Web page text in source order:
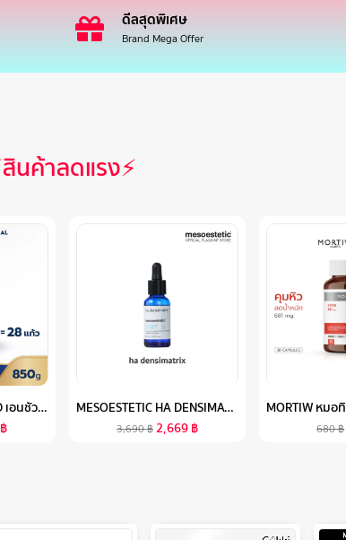
ดีลสุดพิเศษ
Brand Mega Offer
สินค้าลดแรง⚡
[ส่งฟรี] ENSURE GOLD เอนชัวร์ โกลด์ รสช็อกโกแลต 850G 2 กระป๋อง ENSURE GOLD CHOCOLATE 850G X2
฿
MESOESTETIC HA DENSIMATRIX 30 ML. - เซรั่มไฮยาลูรอนเข้มข้น 4 โมเลกุล ช่วยเติมความชุ่มชื้นอย่างล้ำลึก และ ลดเลือนริ้วรอยให้จางลง
3,690฿2,669฿ 680฿